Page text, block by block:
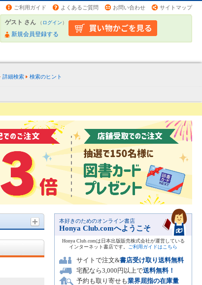
ご利用ガイド よくあるご質問 お問い合わせ サイトマップ
ゲスト さん （ログイン）
新規会員登録する
詳細検索 検索のヒント
本好きのためのオンライン書店
Honya Club.comへようこそ
Honya Club.comは日本出版販売株式会社が運営している
インターネット書店です。
ご利用ガイドはこちら
サイトで注文&書店受け取り送料無料
宅配なら3,000円以上で送料無料！
予約も取り寄せも業界屈指の在庫量